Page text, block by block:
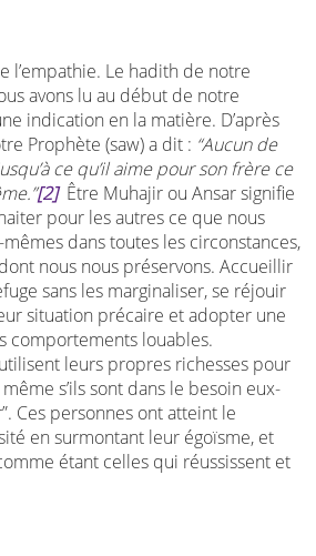
l’empathie. Le hadith de notre
avons lu au début de notre
indication en la matière. D’après
Prophète (saw) a dit : “Aucun de
ce qu’il aime pour son frère ce
[2] Être Muhajir ou Ansar signifie
pour les autres ce que nous
dans toutes les circonstances,
nous nous préservons. Accueillir
sans les marginaliser, se réjouir
situation précaire et adopter une
comportements louables.
leurs propres richesses pour
s’ils sont dans le besoin eux-
Ces personnes ont atteint le
en surmontant leur égoïsme, et
étant celles qui réussissent et